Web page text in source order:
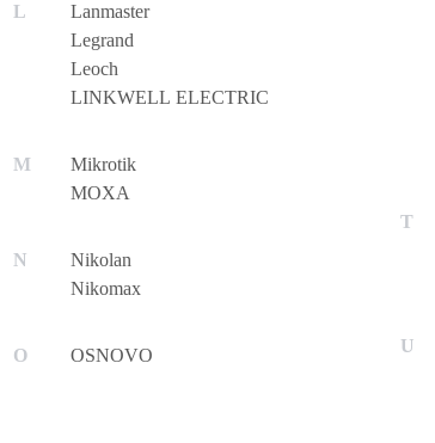
Lanmaster
Legrand
Leoch
LINKWELL ELECTRIC
Mikrotik
MOXA
Nikolan
Nikomax
OSNOVO